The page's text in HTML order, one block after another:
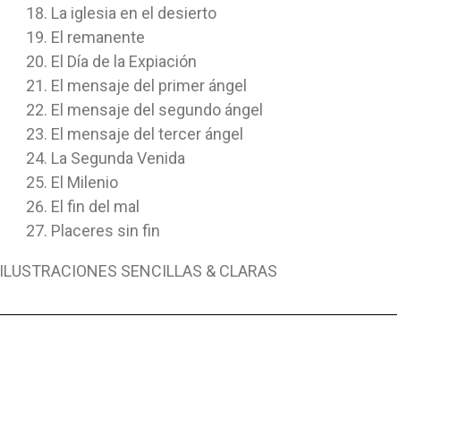
AGREGAR AL CARRITO
La iglesia en el desierto
El remanente
El Día de la Expiación
El mensaje del primer ángel
El mensaje del segundo ángel
El mensaje del tercer ángel
La Segunda Venida
El Milenio
El fin del mal
Placeres sin fin
ILUSTRACIONES SENCILLAS & CLARAS